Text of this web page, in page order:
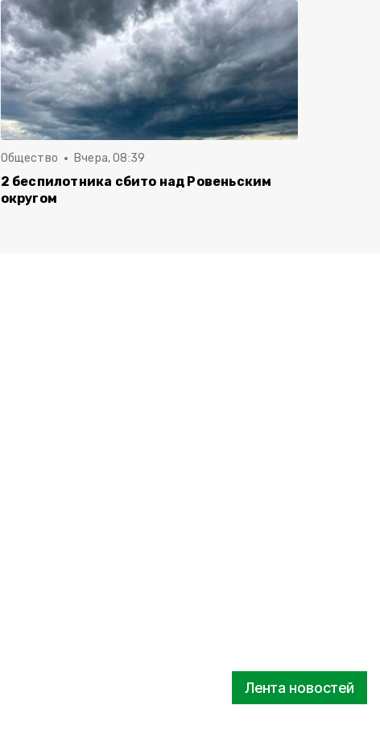
Лента новостей
Общество Вчера, 08:39
2 беспилотника сбито над Ровеньским
округом